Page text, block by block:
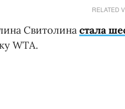
RELATED
Свитолина стала
WTA.